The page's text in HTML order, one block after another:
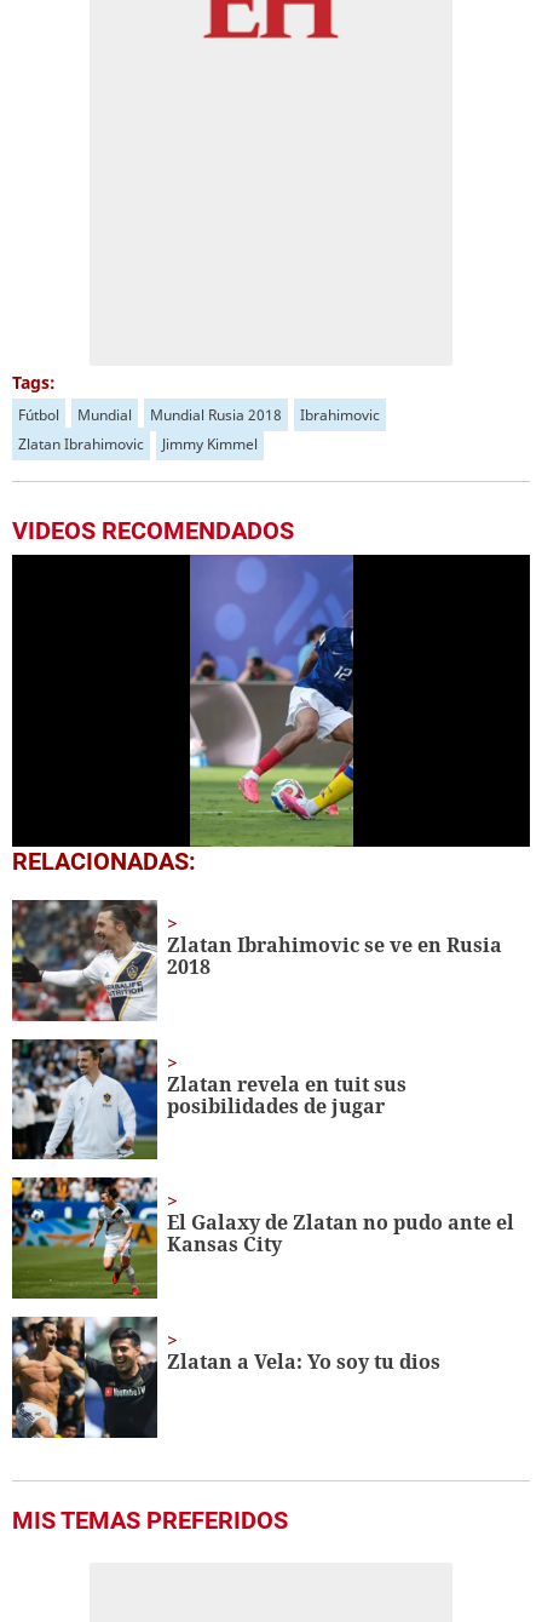
Tags:
Fútbol Mundial Mundial Rusia 2018
Ibrahimovic
Zlatan Ibrahimovic
Jimmy Kimmel
VIDEOS RECOMENDADOS
0
seconds
1
minute,
43
seconds
RELACIONADAS:
Zlatan Ibrahimovic se ve en Rusia
2018
Zlatan revela en tuit sus
posibilidades de jugar
El Galaxy de Zlatan no pudo ante el
Kansas City
Zlatan a Vela: Yo soy tu dios
MIS TEMAS PREFERIDOS